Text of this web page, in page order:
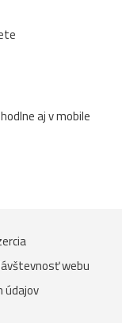
aj v mobile
webu
údajov